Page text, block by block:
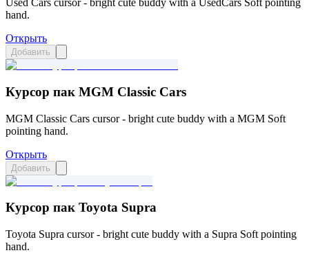
Used Cars cursor - bright cute buddy with a UsedCars Soft pointing
hand.
Открыть
Добавить
Курсор пак MGM Classic Cars
MGM Classic Cars cursor - bright cute buddy with a MGM Soft
pointing hand.
Открыть
Добавить
Курсор пак Toyota Supra
Toyota Supra cursor - bright cute buddy with a Supra Soft pointing
hand.